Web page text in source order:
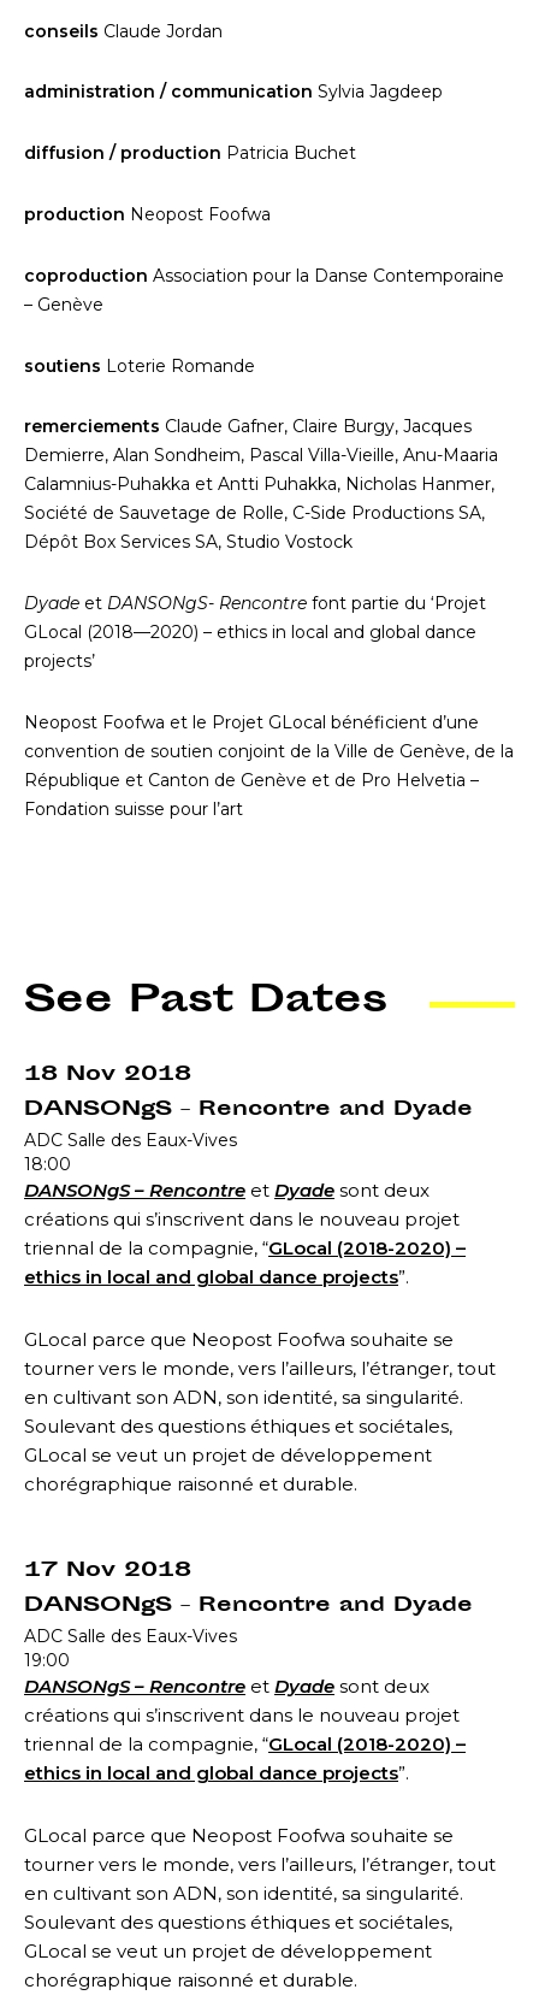
conseils Claude Jordan
administration / communication Sylvia Jagdeep
diffusion / production Patricia Buchet
production Neopost Foofwa
coproduction Association pour la Danse Contemporaine
– Genève
soutiens Loterie Romande
remerciements Claude Gafner, Claire Burgy, Jacques
Demierre, Alan Sondheim, Pascal Villa-Vieille, Anu-Maaria
Calamnius-Puhakka et Antti Puhakka, Nicholas Hanmer,
Société de Sauvetage de Rolle, C-Side Productions SA,
Dépôt Box Services SA, Studio Vostock
Dyade et DANSONgS- Rencontre font partie du ‘Projet
GLocal (2018—2020) – ethics in local and global dance
projects’
Neopost Foofwa et le Projet GLocal bénéficient d’une
convention de soutien conjoint de la Ville de Genève, de la
République et Canton de Genève et de Pro Helvetia –
Fondation suisse pour l’art
See Past Dates
18 Nov 2018
DANSONgS – Rencontre and Dyade
ADC Salle des Eaux-Vives
18:00
DANSONgS – Rencontre et Dyade sont deux
créations qui s’inscrivent dans le nouveau projet
triennal de la compagnie, “GLocal (2018-2020) –
ethics in local and global dance projects”.
GLocal parce que Neopost Foofwa souhaite se
tourner vers le monde, vers l’ailleurs, l’étranger, tout
en cultivant son ADN, son identité, sa singularité.
Soulevant des questions éthiques et sociétales,
GLocal se veut un projet de développement
chorégraphique raisonné et durable.
17 Nov 2018
DANSONgS – Rencontre and Dyade
ADC Salle des Eaux-Vives
19:00
DANSONgS – Rencontre et Dyade sont deux
créations qui s’inscrivent dans le nouveau projet
triennal de la compagnie, “GLocal (2018-2020) –
ethics in local and global dance projects”.
GLocal parce que Neopost Foofwa souhaite se
tourner vers le monde, vers l’ailleurs, l’étranger, tout
en cultivant son ADN, son identité, sa singularité.
Soulevant des questions éthiques et sociétales,
GLocal se veut un projet de développement
chorégraphique raisonné et durable.